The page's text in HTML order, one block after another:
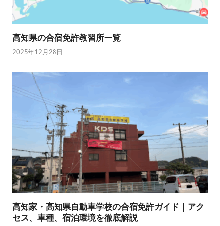
高知県の合宿免許教習所一覧
2025年12月28日
高知家・高知県自動車学校の合宿免許ガイド｜アク
セス、車種、宿泊環境を徹底解説